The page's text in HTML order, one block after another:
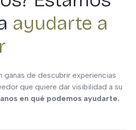
ayudarte a
ganas de descubrir experiencias
que quiere dar visibilidad a su
en qué podemos ayudarte.